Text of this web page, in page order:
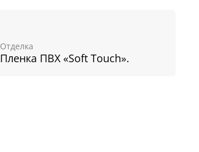
Отделка
Пленка ПВХ «Soft Touch».